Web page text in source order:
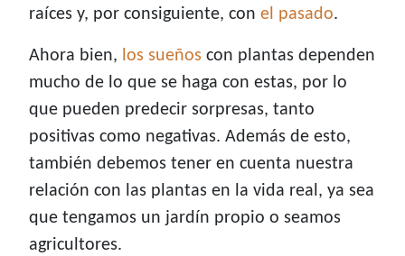
raíces y, por consiguiente, con el pasado.
Ahora bien, los sueños con plantas dependen
mucho de lo que se haga con estas, por lo
que pueden predecir sorpresas, tanto
positivas como negativas. Además de esto,
también debemos tener en cuenta nuestra
relación con las plantas en la vida real, ya sea
que tengamos un jardín propio o seamos
agricultores.